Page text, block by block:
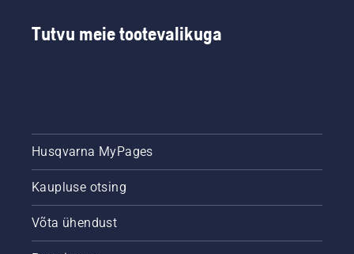
Tutvu meie tootevalikuga
Husqvarna MyPages
Kaupluse otsing
Võta ühendust